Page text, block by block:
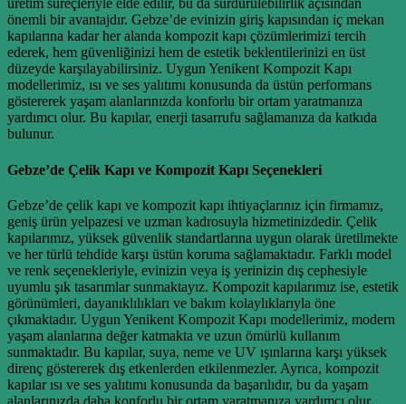
üretim süreçleriyle elde edilir, bu da sürdürülebilirlik açısından
önemli bir avantajdır. Gebze’de evinizin giriş kapısından iç mekan
kapılarına kadar her alanda kompozit kapı çözümlerimizi tercih
ederek, hem güvenliğinizi hem de estetik beklentilerinizi en üst
düzeyde karşılayabilirsiniz. Uygun Yenikent Kompozit Kapı
modellerimiz, ısı ve ses yalıtımı konusunda da üstün performans
göstererek yaşam alanlarınızda konforlu bir ortam yaratmanıza
yardımcı olur. Bu kapılar, enerji tasarrufu sağlamanıza da katkıda
bulunur.
Gebze’de Çelik Kapı ve Kompozit Kapı Seçenekleri
Gebze’de çelik kapı ve kompozit kapı ihtiyaçlarınız için firmamız,
geniş ürün yelpazesi ve uzman kadrosuyla hizmetinizdedir. Çelik
kapılarımız, yüksek güvenlik standartlarına uygun olarak üretilmekte
ve her türlü tehdide karşı üstün koruma sağlamaktadır. Farklı model
ve renk seçenekleriyle, evinizin veya iş yerinizin dış cephesiyle
uyumlu şık tasarımlar sunmaktayız. Kompozit kapılarımız ise, estetik
görünümleri, dayanıklılıkları ve bakım kolaylıklarıyla öne
çıkmaktadır. Uygun Yenikent Kompozit Kapı modellerimiz, modern
yaşam alanlarına değer katmakta ve uzun ömürlü kullanım
sunmaktadır. Bu kapılar, suya, neme ve UV ışınlarına karşı yüksek
direnç göstererek dış etkenlerden etkilenmezler. Ayrıca, kompozit
kapılar ısı ve ses yalıtımı konusunda da başarılıdır, bu da yaşam
alanlarınızda daha konforlu bir ortam yaratmanıza yardımcı olur.